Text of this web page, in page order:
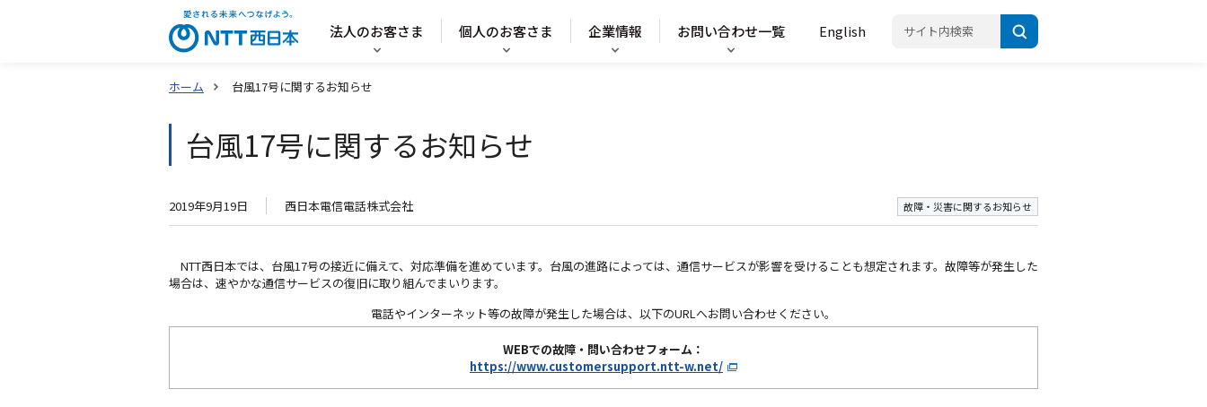
法人のお客さま 個人のお客さま 企業情報 お問い合わせ一覧 English
ホーム 台風17号に関するお知らせ
台風17号に関するお知らせ
2019年9月19日 西日本電信電話株式会社 故障・災害に関するお知らせ
NTT西日本では、台風17号の接近に備えて、対応準備を進めています。台風の進路によっては、通信サービスが影響を受けることも想定されます。故障等が発生した
場合は、速やかな通信サービスの復旧に取り組んでまいります。
電話やインターネット等の故障が発生した場合は、以下のURLへお問い合わせください。
WEBでの故障・問い合わせフォーム：
https://www.customersupport.ntt-w.net/